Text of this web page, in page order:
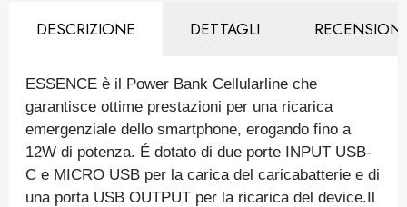
DESCRIZIONE DETTAGLI RECENSIONI
ESSENCE è il Power Bank Cellularline che
garantisce ottime prestazioni per una ricarica
emergenziale dello smartphone, erogando fino a
12W di potenza. É dotato di due porte INPUT USB-
C e MICRO USB per la carica del caricabatterie e di
una porta USB OUTPUT per la ricarica del device.Il